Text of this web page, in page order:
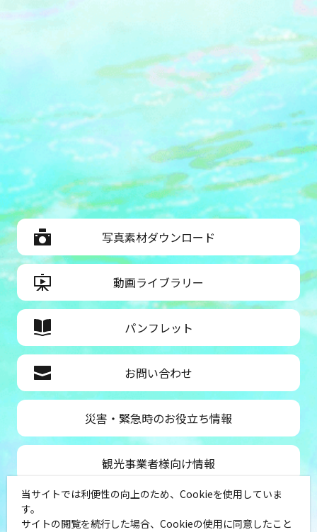
写真素材ダウンロード
動画ライブラリー
パンフレット
お問い合わせ
災害・緊急時のお役立ち情報
観光事業者様向け情報
公益社団法人神奈川県観光協会
〒231-8521
当サイトでは利便性の向上のため、Cookieを使用していま
す。
サイトの閲覧を続行した場合、Cookieの使用に同意したこと